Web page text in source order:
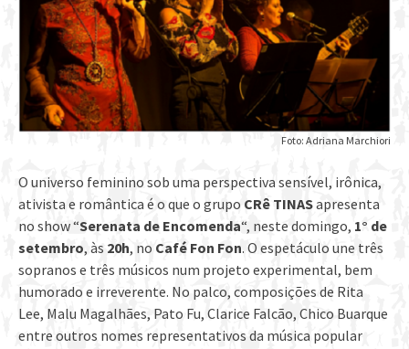
Foto: Adriana Marchiori
O universo feminino sob uma perspectiva sensível, irônica,
ativista e romântica é o que o grupo CRê TINASapresenta
no show “Serenata de Encomenda“, neste domingo, 1° de
setembro, às 20h, no Café Fon Fon. O espetáculo une três
sopranos e três músicos num projeto experimental, bem
humorado e irreverente. No palco, composições de Rita
Lee, Malu Magalhães, Pato Fu, Clarice Falcão, Chico Buarque
entre outros nomes representativos da música popular